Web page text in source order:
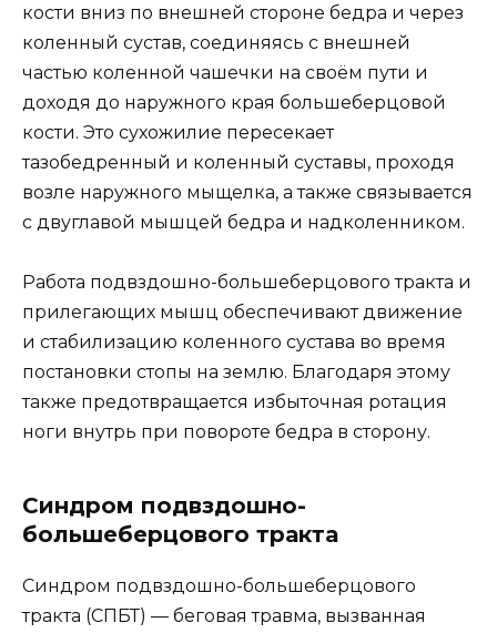
кости вниз по внешней стороне бедра и через
коленный сустав, соединяясь с внешней
частью коленной чашечки на своём пути и
доходя до наружного края большеберцовой
кости. Это сухожилие пересекает
тазобедренный и коленный суставы, проходя
возле наружного мыщелка, а также связывается
с двуглавой мышцей бедра и надколенником.
Работа подвздошно-большеберцового тракта и
прилегающих мышц обеспечивают движение
и стабилизацию коленного сустава во время
постановки стопы на землю. Благодаря этому
также предотвращается избыточная ротация
ноги внутрь при повороте бедра в сторону.
Синдром подвздошно-
большеберцового тракта
Синдром подвздошно-большеберцового
тракта (СПБТ) — беговая травма, вызванная